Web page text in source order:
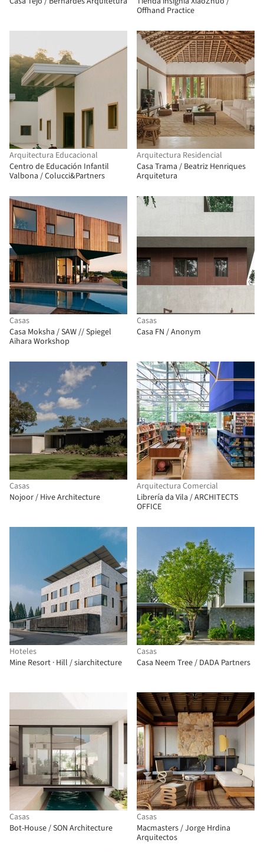
Offhand Practice
Arquitectura Educacional
Centro de Educación Infantil
Valbona / Colucci&Partners
Arquitectura Residencial
Casa Trama / Beatriz Henriques
Arquitetura
Casas
Casa Moksha / SAW // Spiegel
Aihara Workshop
Casas
Casa FN / Anonym
Casas
Nojoor / Hive Architecture
Arquitectura Comercial
Librería da Vila / ARCHITECTS
OFFICE
Hoteles
Mine Resort · Hill / siarchitecture
Casas
Casa Neem Tree / DADA Partners
Casas
Bot-House / SON Architecture
Casas
Macmasters / Jorge Hrdina
Arquitectos